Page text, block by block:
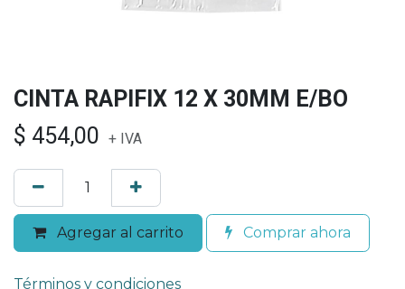
CINTA RAPIFIX 12 X 30MM E/BO
$ 454,00 + IVA
Agregar al carrito Comprar ahora
Términos y condiciones